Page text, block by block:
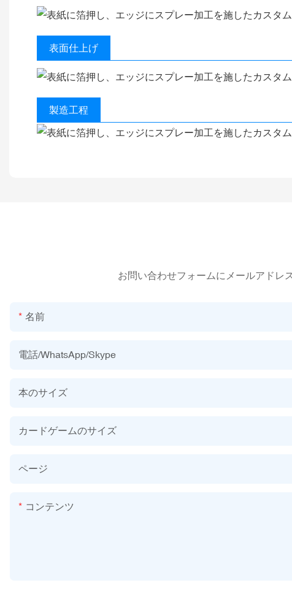
表面仕上げ
製造工程
お問い合わせフォームにメールアドレ
名前
電話/WhatsApp/Skype
本のサイズ
カードゲームのサイズ
ページ
コンテンツ